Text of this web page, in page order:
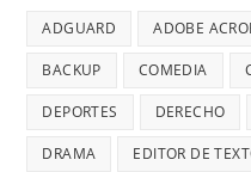
ADGUARD ADOBE
BACKUP COMEDIA
DEPORTES DERECHO
DRAMA EDITOR DE